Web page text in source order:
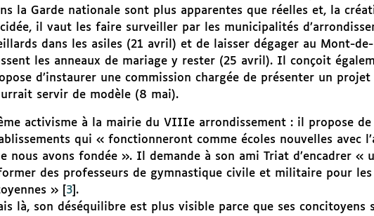
la Garde nationale sont plus apparentes que réelles et, la
il vaut les faire surveiller par les municipalités
dans les asiles (21 avril) et de laisser dégager au Mont-
les anneaux de mariage y rester (25 avril). Il conçoit
d’instaurer une commission chargée de présenter un
servir de modèle (8 mai).
activisme à la mairie du VIIIe arrondissement : il propose
qui « fonctionneront comme écoles nouvelles avec
nous avons fondée ». Il demande à son ami Triat d’encadrer «
des professeurs de gymnastique civile et militaire pour
»[ 3] .
là, son déséquilibre est plus visible parce que ses